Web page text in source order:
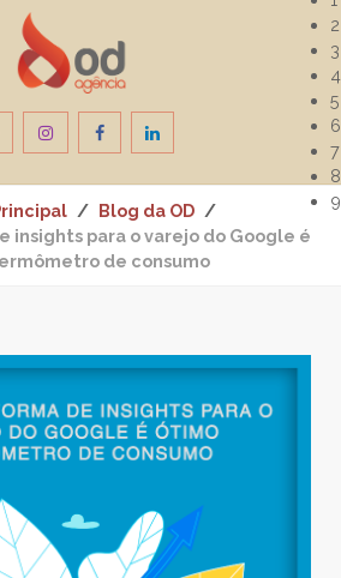
Blog da OD
insights para o varejo do Google é
de consumo
2
3
4
5
6
7
8
9